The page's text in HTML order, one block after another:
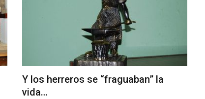
Y los herreros se “fraguaban” la
vida…